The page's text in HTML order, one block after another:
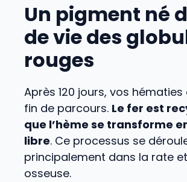
Un pigment né
de vie des
rouges
Après 120 jours, vos
fin de parcours. Le fer est
que l’hème se transforme
libre. Ce processus se
principalement dans la rate
osseuse.